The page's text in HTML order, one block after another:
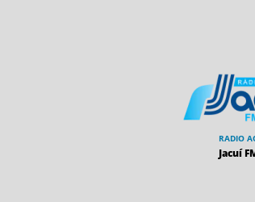
RADIO
Jacuí